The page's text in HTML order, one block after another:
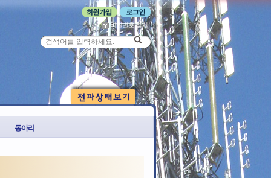
비밀번호 찾기
동아리